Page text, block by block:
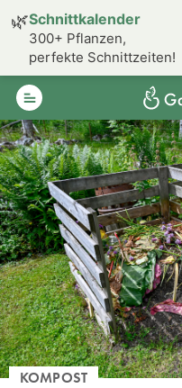
KOMPOST
🌿Schnittkalender
300+ Pflanzen,
perfekte Schnittzeiten!